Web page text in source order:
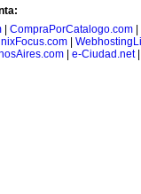
CompraPorCatalogo.com
| e-Ciudad.net